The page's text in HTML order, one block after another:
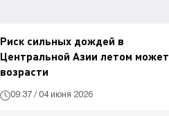
Риск сильных дождей в
Центральной Азии летом может
возрасти
09:37 / 04 июня 2026